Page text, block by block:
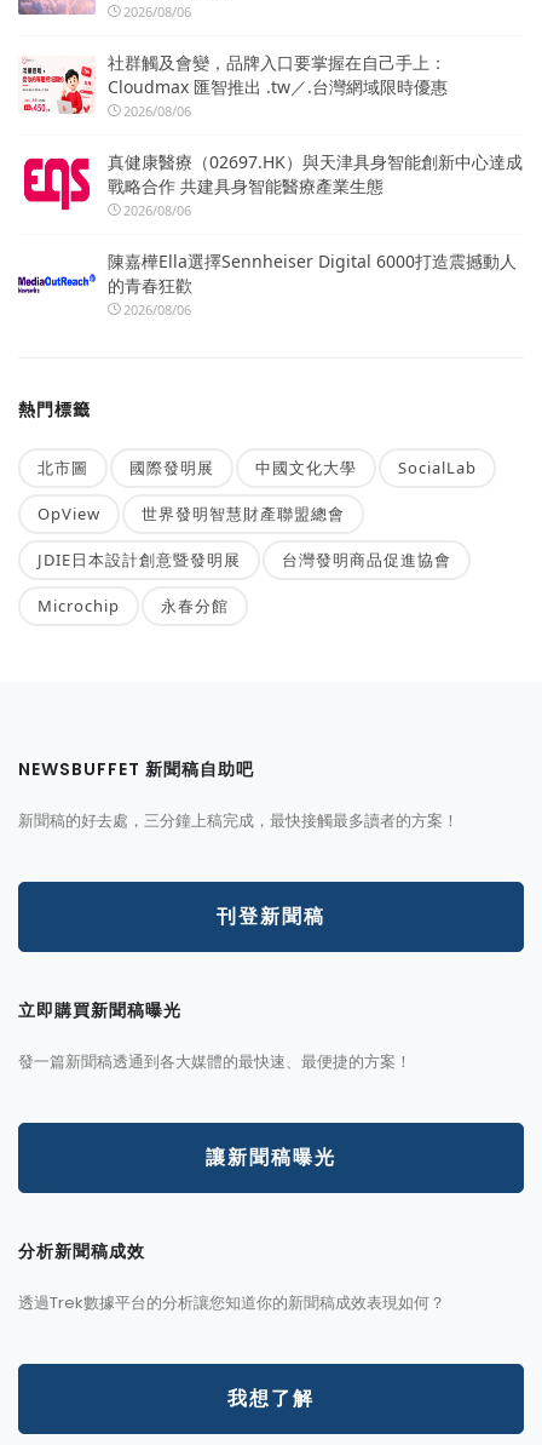
2026/08/06
社群觸及會變，品牌入口要掌握在自己手上：
Cloudmax 匯智推出 .tw／.台灣網域限時優惠
2026/08/06
真健康醫療（02697.HK）與天津具身智能創新中心達成
戰略合作 共建具身智能醫療產業生態
2026/08/06
陳嘉樺Ella選擇Sennheiser Digital 6000打造震撼動人
的青春狂歡
2026/08/06
熱門標籤
北市圖 國際發明展 中國文化大學 SocialLab
OpView 世界發明智慧財產聯盟總會
JDIE日本設計創意暨發明展 台灣發明商品促進協會
Microchip 永春分館
NEWSBUFFET 新聞稿自助吧
新聞稿的好去處，三分鐘上稿完成，最快接觸最多讀者的方案！
刊登新聞稿
立即購買新聞稿曝光
發一篇新聞稿透通到各大媒體的最快速、最便捷的方案！
讓新聞稿曝光
分析新聞稿成效
透過Trek數據平台的分析讓您知道你的新聞稿成效表現如何？
我想了解